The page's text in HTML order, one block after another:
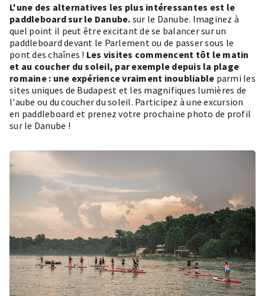
L'une des alternatives les plus intéressantes est le
paddleboard sur le Danube. sur le Danube. Imaginez à
quel point il peut être excitant de se balancer sur un
paddleboard devant le Parlement ou de passer sous le
pont des chaînes ! Les visites commencent tôt le matin
et au coucher du soleil, par exemple depuis la plage
romaine : une expérience vraiment inoubliable parmi les
sites uniques de Budapest et les magnifiques lumières de
l'aube ou du coucher du soleil. Participez à une excursion
en paddleboard et prenez votre prochaine photo de profil
sur le Danube !